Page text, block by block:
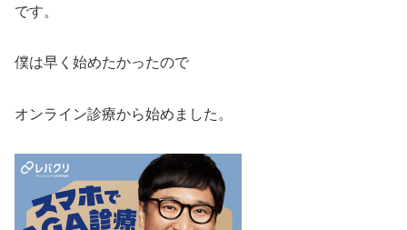
です。
僕は早く始めたかったので
オンライン診療から始めました。